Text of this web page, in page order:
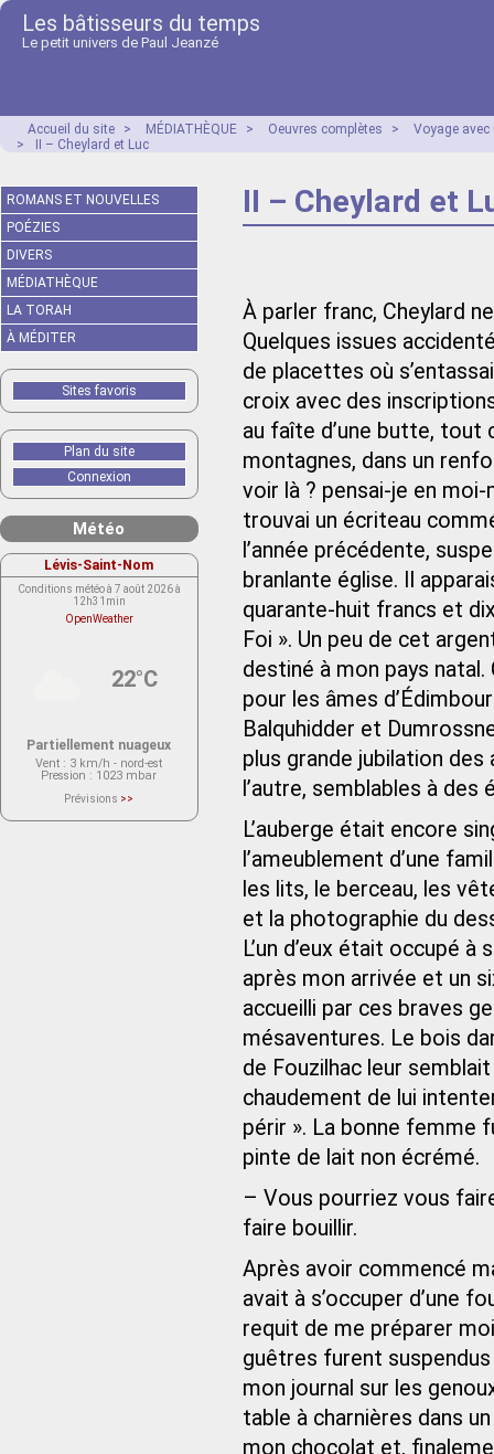
Les bâtisseurs du temps
Le petit univers de Paul Jeanzé
Accueil du site > MÉDIATHÈQUE > Oeuvres complètes >
Voyage avec
>
II – Cheylard et Luc
II – Cheylard et
À parler franc, Cheylard
Quelques issues
de placettes où
croix avec des
au faîte d’une butte, tout
montagnes, dans un
voir là ? pensai-je en
trouvai un écriteau
l’année précédente,
branlante église. Il
quarante-huit francs et
Foi ». Un peu de cet
destiné à mon pays
pour les âmes
Balquhidder et
plus grande jubilation des
l’autre, semblables à des
L’auberge était encore
l’ameublement d’une
les lits, le berceau, les
et la photographie du
L’un d’eux était occupé
après mon arrivée et un
accueilli par ces braves
mésaventures. Le bois
de Fouzilhac leur
chaudement de lui
périr ». La bonne femme
pinte de lait non écrémé.
– Vous pourriez vous
faire bouillir.
Après avoir commencé
avait à s’occuper d’une
requit de me préparer
guêtres furent
mon journal sur les
table à charnières dans
mon chocolat et,
ROMANS ET NOUVELLES
POÉZIES
DIVERS
MÉDIATHÈQUE
LA TORAH
À MÉDITER
Sites favoris
Plan du site
Connexion
Météo
Lévis-Saint-Nom
Conditions météo à 7 août 2026 à
12h31min
OpenWeather
22°C
Partiellement nuageux
Vent : 3 km/h - nord-est
Pression : 1023 mbar
Prévisions >>
actuellement aucune prévision